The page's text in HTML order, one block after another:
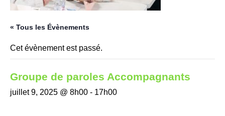
« Tous les Évènements
Cet évènement est passé.
Groupe de paroles Accompagnants
juillet 9, 2025 @ 8h00 - 17h00